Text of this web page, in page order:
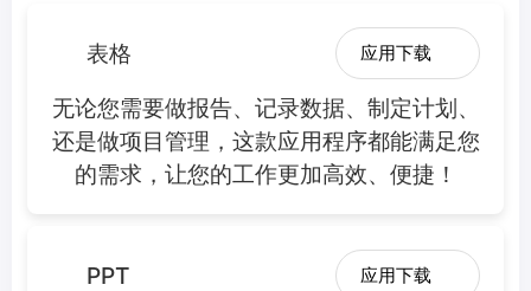
表格 应用下载
无论您需要做报告、记录数据、制定计划、
还是做项目管理，这款应用程序都能满足您
的需求，让您的工作更加高效、便捷！
PPT 应用下载